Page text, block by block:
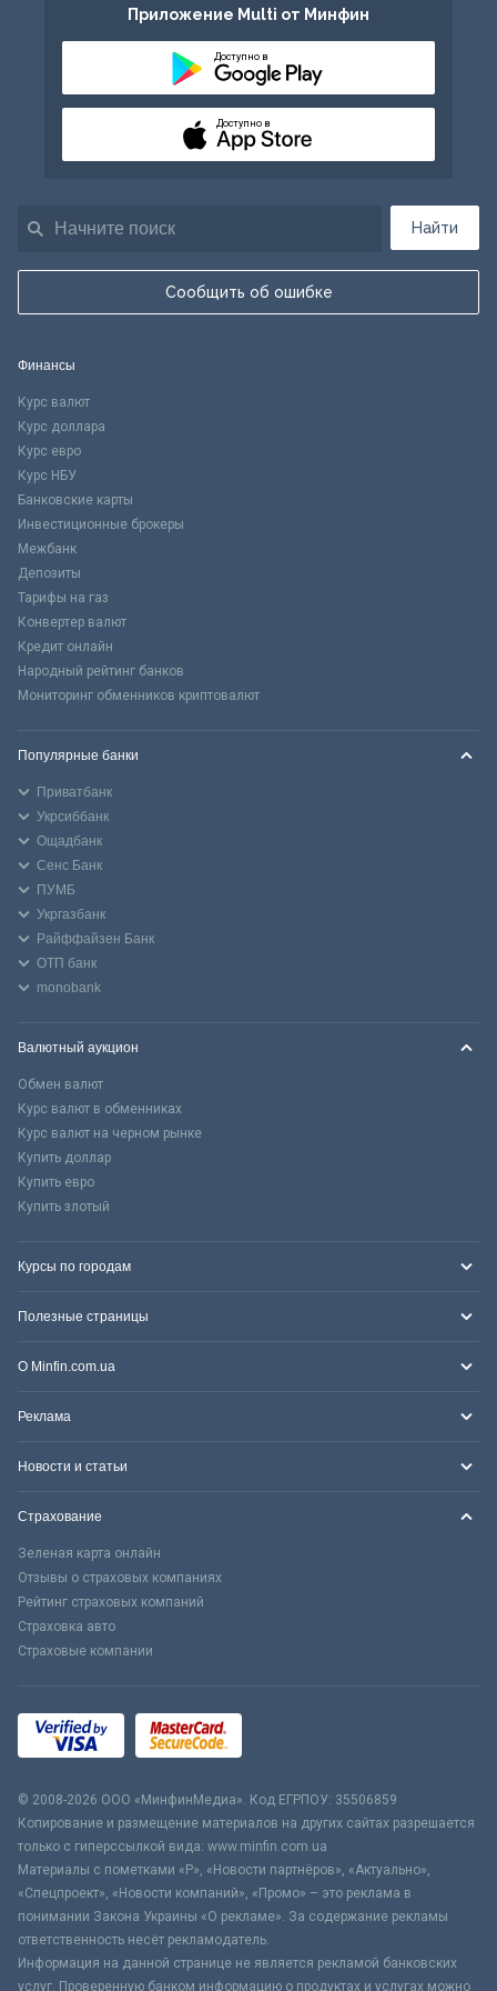
Найти
Сообщить об ошибке
Приложение Multi от Минфин
Доступно в
Доступно в
Финансы
Курс валют
Курс доллара
Курс евро
Курс НБУ
Банковские карты
Инвестиционные брокеры
Межбанк
Депозиты
Тарифы на газ
Конвертер валют
Кредит онлайн
Народный рейтинг банков
Мониторинг обменников криптовалют
Популярные банки
Приватбанк
Укрсиббанк
Ощадбанк
Сенс Банк
ПУМБ
Укргазбанк
Райффайзен Банк
ОТП банк
monobank
Валютный аукцион
Обмен валют
Курс валют в обменниках
Курс валют на черном рынке
Купить доллар
Купить евро
Купить злотый
Курсы по городам
Полезные страницы
О Minfin.com.ua
Реклама
Новости и статьи
Страхование
Зеленая карта онлайн
Отзывы о страховых компаниях
Рейтинг страховых компаний
Страховка авто
Страховые компании
© 2008-2026 ООО «МинфинМедиа». Код ЕГРПОУ: 35506859
Копирование и размещение материалов на других сайтах разрешается
только с гиперссылкой вида: www.minfin.com.ua
Материалы с пометками «Р», «Новости партнёров», «Актуально»,
«Спецпроект», «Новости компаний», «Промо» – это реклама в
понимании Закона Украины «О рекламе». За содержание рекламы
ответственность несёт рекламодатель.
Информация на данной странице не является рекламой банковских
услуг. Проверенную банком информацию о продуктах и услугах можно